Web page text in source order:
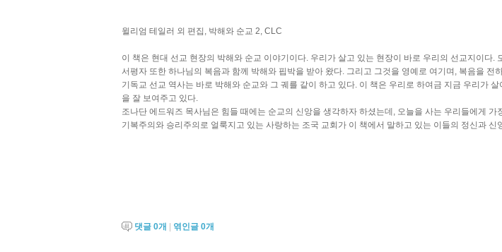
윌리엄 테일러 외 편집, 박해와 순교 2, CLC
이 책은 현대 선교 현장의 박해와 순교 이야기이다. 우리가 살고 있는 현장이 바로 우리의 선교지이다.
서평자 또한 하나님의 복음과 함께 박해와 핍박을 받아 왔다. 그리고 그것을 영예로 여기며, 복음을
기독교 선교 역사는 바로 박해와 순교와 그 궤를 같이 하고 있다. 이 책은 우리로 하여금 지금 우리가
을 잘 보여주고 있다.
조나단 에드워즈 목사님은 힘들 때에는 순교의 신앙을 생각하자 하셨는데, 오늘을 사는 우리들에게
기복주의와 승리주의로 얼룩지고 있는 사랑하는 조국 교회가 이 책에서 말하고 있는 이들의 정신과
댓글 0개 엮인글 0개